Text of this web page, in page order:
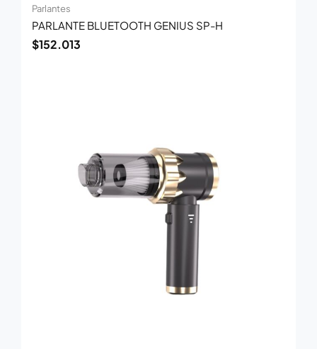
Parlantes
PARLANTE BLUETOOTH GENIUS SP-H
$152.013